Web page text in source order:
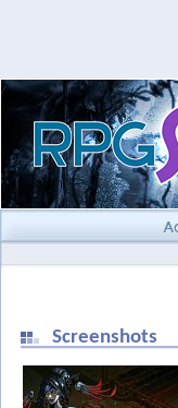
Screenshots